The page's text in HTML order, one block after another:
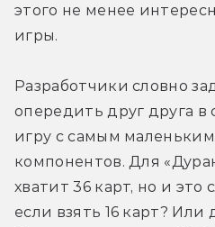
этого не менее
игры.
Разработчики словно
опередить друг друга
игру с самым
компонентов. Для
хватит 36 карт, но и
если взять 16 карт?